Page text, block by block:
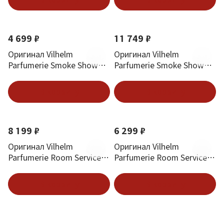
4 699 ₽
Оригинал Vilhelm
Parfumerie Smoke Show
11 749 ₽
Оригинал Vilhelm
Parfumerie Smoke Show
8 199 ₽
Оригинал Vilhelm
Parfumerie Room Service
6 299 ₽
Оригинал Vilhelm
Parfumerie Room Service